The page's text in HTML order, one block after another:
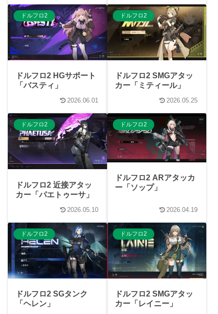
ドルフロ2
ドルフロ2 HGサポート
「バスティ」
2026.06.01
ドルフロ2
ドルフロ2 SMGアタッ
カー「ミティール」
2026.05.25
ドルフロ2
ドルフロ2 近接アタッ
カー「パエトゥーサ」
2026.05.10
ドルフロ2
ドルフロ2 ARアタッカ
ー「ソップ」
2026.04.19
ドルフロ2
ドルフロ2 SGタンク
「ヘレン」
ドルフロ2
ドルフロ2 SMGアタッ
カー「レイニー」